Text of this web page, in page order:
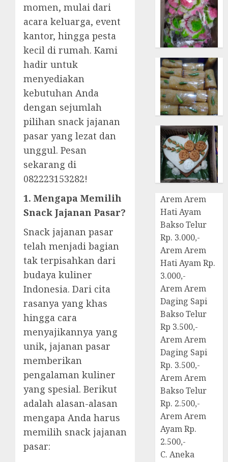
momen, mulai dari
acara keluarga, event
kantor, hingga pesta
kecil di rumah. Kami
hadir untuk
menyediakan
kebutuhan Anda
dengan sejumlah
pilihan snack jajanan
pasar yang lezat dan
unggul. Pesan
sekarang di
082223153282!
1. Mengapa Memilih
Snack Jajanan Pasar?
Snack jajanan pasar
telah menjadi bagian
tak terpisahkan dari
budaya kuliner
Indonesia. Dari cita
rasanya yang khas
hingga cara
menyajikannya yang
unik, jajanan pasar
memberikan
pengalaman kuliner
yang spesial. Berikut
adalah alasan-alasan
mengapa Anda harus
memilih snack jajanan
pasar:
Arem Arem
Hati Ayam
Bakso Telur
Rp. 3.000,-
Arem Arem
Hati Ayam Rp.
3.000,-
Arem Arem
Daging Sapi
Bakso Telur
Rp 3.500,-
Arem Arem
Daging Sapi
Rp. 3.500,-
Arem Arem
Bakso Telur
Rp. 2.500,-
Arem Arem
Ayam Rp.
2.500,-
C. Aneka